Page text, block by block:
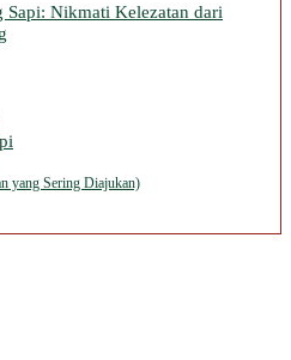
Sapi: Nikmati Kelezatan dari
yang Sering Diajukan)